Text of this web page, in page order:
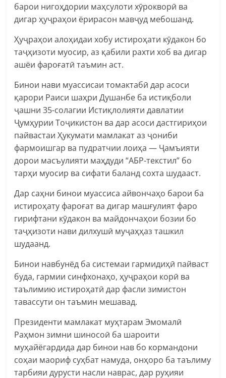
барои нигоҳдории маҳсулоти хӯрокворӣ ва
дигар ҳуҷраҳои ёрирасон мавҷуд мебошанд.
Ҳуҷраҳои алоҳидаи хобу истироҳати кӯдакон бо
таҷҳизоти муосир, аз қабили рахти хоб ва дигар
ашёи фароғатӣ таъмин аст.
Бинои нави муассисаи томактабӣ дар асоси
қарори Раиси шаҳри Душанбе ба истиқболи
ҷашни 35-солагии Истиқлолияти давлатии
Ҷумҳурии Тоҷикистон ва дар асоси дастгириҳои
пайвастаи Ҳукумати мамлакат аз ҷониби
фармоишгар ва пудратчии лоиҳа — Ҷамъияти
дорои масъулияти маҳдуди “АБР-текстил” бо
тарҳи муосир ва сифати баланд сохта шудааст.
Дар саҳни бинои муассиса айвончаҳо барои ба
истироҳату фароғат ва дигар машғулият фаро
гирифтани кӯдакон ва майдончаҳои бозии бо
таҷҳизоти нави дилхушӣ муҷаҳҳаз ташкил
шудаанд.
Бинои навбунёд ба системаи гармидиҳӣ пайваст
буда, гармии синфхонаҳо, ҳуҷраҳои корӣ ва
таълимию истироҳатӣ дар фасли зимистон
тавассути он таъмин мешавад.
Президенти мамлакат муҳтарам Эмомалӣ
Раҳмон зимни шиносоӣ ба шароити
муҳайёгардида дар бинои нав бо кормандони
соҳаи маориф суҳбат намуда, онҳоро ба таълиму
тарбияи дурусти насли наврас, дар руҳияи